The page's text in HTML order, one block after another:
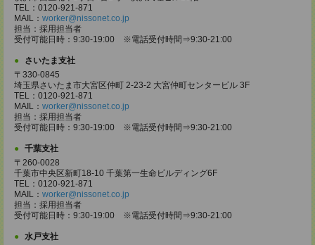
TEL：0120-921-871
MAIL： worker@nissonet.co.jp
担当：採用担当者
受付可能日時：9:30-19:00 ※電話受付時間⇒9:30-21:00
さいたま支社
〒330-0845
埼玉県さいたま市大宮区仲町 2-23-2 大宮仲町センタービル 3F
TEL：0120-921-871
MAIL： worker@nissonet.co.jp
担当：採用担当者
受付可能日時：9:30-19:00 ※電話受付時間⇒9:30-21:00
千葉支社
〒260-0028
千葉市中央区新町18-10 千葉第一生命ビルディング6F
TEL：0120-921-871
MAIL： worker@nissonet.co.jp
担当：採用担当者
受付可能日時：9:30-19:00 ※電話受付時間⇒9:30-21:00
水戸支社